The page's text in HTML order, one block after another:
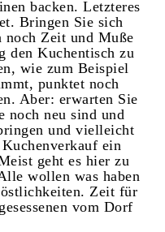
backen. Letzteres
Bringen Sie sich
noch Zeit und Muße
den Kuchentisch zu
wie zum Beispiel
punktet noch
Aber: erwarten Sie
noch neu sind und
und vielleicht
ein
geht es hier zu
wollen was haben
Zeit für
vom Dorf